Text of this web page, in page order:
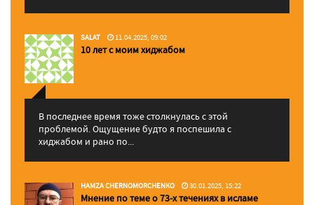
SALAT 11.04.2025, 09:02
10 лет с моим хиджабом
В последнее время тоже столкнулась с этой
проблемой. Ощущение будто я поспешила с
хиджабом и рано по...
HAMZA CHERNOMORCHENKO 30.01.2025, 15:22
Мнение по теме о 73-х течениях в исламе